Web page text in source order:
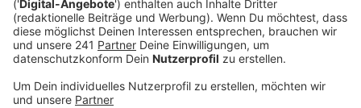
Anzeige
In der Nacht von Montag auf Dienstag war das